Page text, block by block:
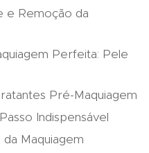
e Remoção da
Perfeita: Pele
Pré-Maquiagem
Indispensável
Maquiagem